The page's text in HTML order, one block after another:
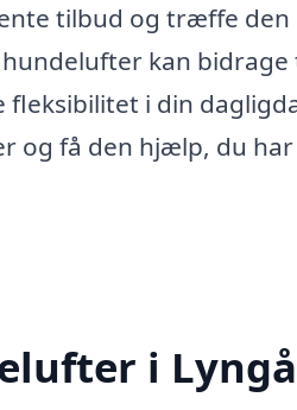
tilbud og træffe
kan
i din
og få den hjælp, du
i